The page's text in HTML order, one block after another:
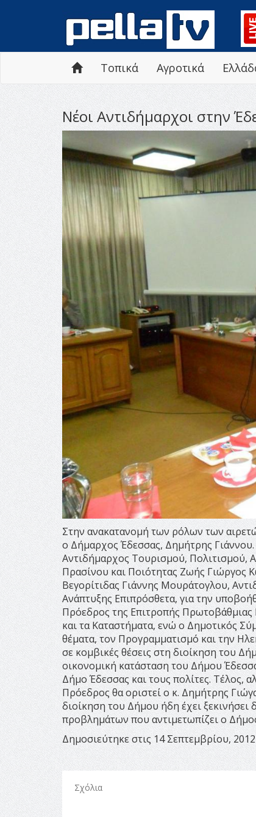
Τοπικά Αγροτικά
Νέοι Αντιδήμαρχοι στην
Στην ανακατανομή των ρόλων των
ο Δήμαρχος Έδεσσας, Δημήτρης Γιάννου.
Αντιδήμαρχος Τουρισμού, Πολιτισμού,
Πρασίνου και Ποιότητας Ζωής Γιώργος
Βεγορίτιδας Γιάννης Μουράτογλου,
Ανάπτυξης Επιπρόσθετα, για την
Πρόεδρος της Επιτροπής
και τα Καταστήματα, ενώ ο Δημοτικός
θέματα, τον Προγραμματισμό και την
σε κομβικές θέσεις στη διοίκηση του
οικονομική κατάσταση του Δήμου
Δήμο Έδεσσας και τους πολίτες. Τέλος,
Πρόεδρος θα οριστεί ο κ. Δημήτρης
διοίκηση του Δήμου ήδη έχει ξεκινήσει
προβλημάτων που αντιμετωπίζει ο
Δημοσιεύτηκε στις 14 Σεπτεμβρίου, 2012
Σχόλια